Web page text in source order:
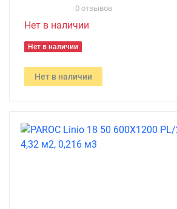
0 отзывов
Нет в наличии
Нет в наличии
Нет в наличии